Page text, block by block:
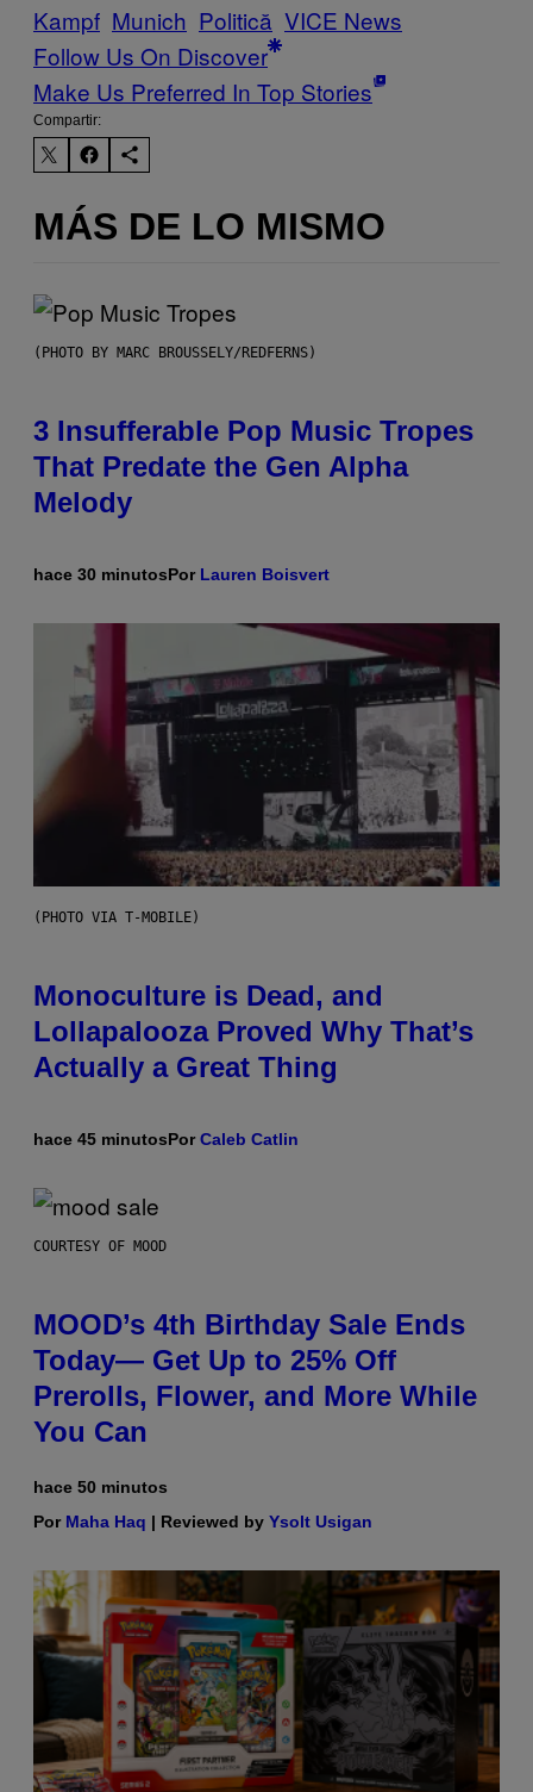
Kampf Munich Politică VICE News
Follow Us On Discover
Make Us Preferred In Top Stories
Compartir:
MÁS DE LO MISMO
(PHOTO BY MARC BROUSSELY/REDFERNS)
3 Insufferable Pop Music Tropes
That Predate the Gen Alpha
Melody
hace 30 minutosPor Lauren Boisvert
(PHOTO VIA T-MOBILE)
Monoculture is Dead, and
Lollapalooza Proved Why That’s
Actually a Great Thing
hace 45 minutosPorCaleb Catlin
COURTESY OF MOOD
MOOD’s 4th Birthday Sale Ends
Today— Get Up to 25% Off
Prerolls, Flower, and More While
You Can
hace 50 minutos
Por Maha Haq | Reviewed by Ysolt Usigan